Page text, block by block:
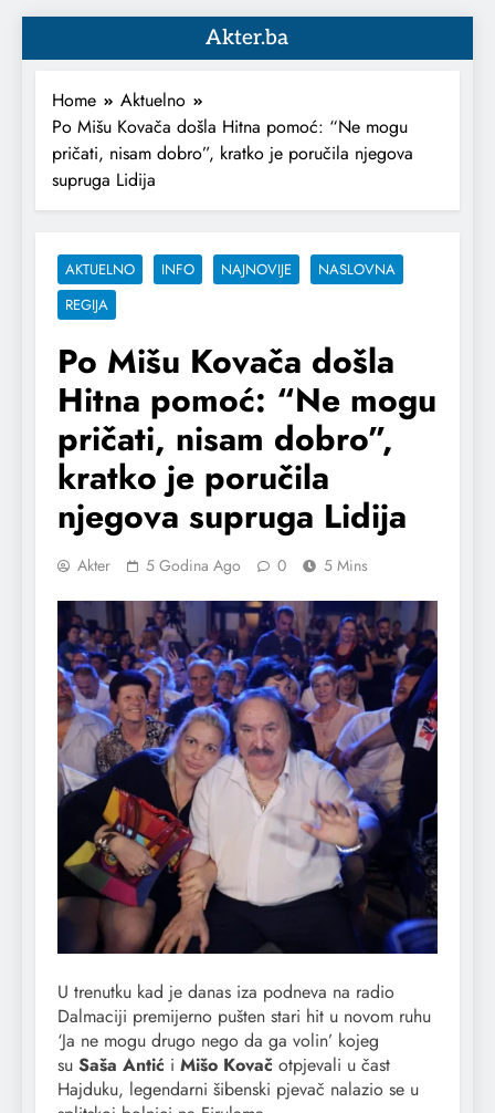
Akter.ba
Home
Aktuelno
Po Mišu Kovača došla Hitna pomoć: “Ne mogu
pričati, nisam dobro”, kratko je poručila njegova
supruga Lidija
AKTUELNO INFO NAJNOVIJE
NASLOVNA
REGIJA
Po Mišu Kovača došla
Hitna pomoć: “Ne mogu
pričati, nisam dobro”,
kratko je poručila
njegova supruga Lidija
Akter 5 Godina Ago 0 5 Mins
U trenutku kad je danas iza podneva na radio
Dalmaciji premijerno pušten stari hit u novom ruhu
‘Ja ne mogu drugo nego da ga volin’ kojeg
su Saša Antić i Mišo Kovač otpjevali u čast
Hajduku, legendarni šibenski pjevač nalazio se u